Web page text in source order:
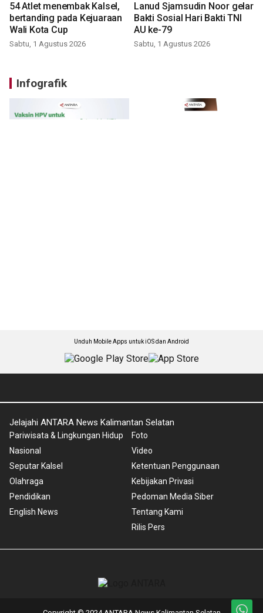
54 Atlet menembak Kalsel,
bertanding pada Kejuaraan
Wali Kota Cup
Sabtu, 1 Agustus 2026
Lanud Sjamsudin Noor gelar
Bakti Sosial Hari Bakti TNI
AU ke-79
Sabtu, 1 Agustus 2026
Infografik
Unduh Mobile Apps untuk iOS dan Android
Jelajahi ANTARA News Kalimantan Selatan
Pariwisata & Lingkungan Hidup
Nasional
Seputar Kalsel
Olahraga
Pendidikan
English News
Foto
Video
Ketentuan Penggunaan
Kebijakan Privasi
Pedoman Media Siber
Tentang Kami
Rilis Pers